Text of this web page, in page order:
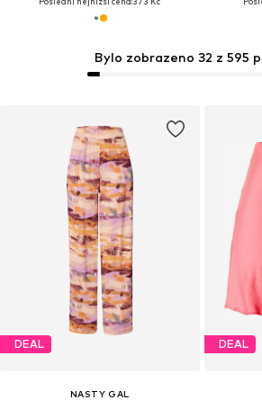
Bylo zobrazeno 32 z 595
DEAL
NASTY GAL
DEAL